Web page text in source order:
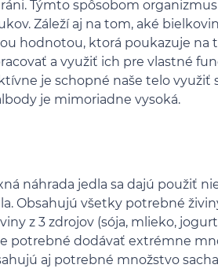
Týmto spôsobom
Záleží aj na tom, aké
hodnotou, ktorá poukazuje na
a využiť ich pre vlastné
je schopné naše telo využiť
je mimoriadne vysoká.
náhrada jedla sa dajú použiť
Obsahujú všetky potrebné
z 3 zdrojov (sója, mlieko,
potrebné dodávať extrémne
aj potrebné množstvo